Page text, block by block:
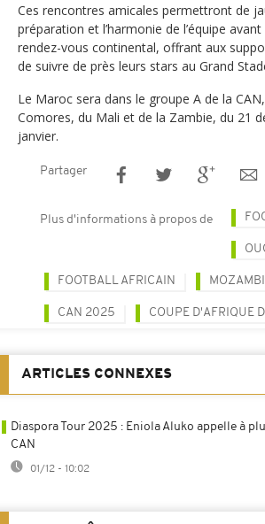
Ces rencontres amicales permettront de
préparation et l’harmonie de l’équipe
rendez-vous continental, offrant aux
de suivre de près leurs stars au Grand
Le Maroc sera dans le groupe A de la
Comores, du Mali et de la Zambie, du 21
janvier.
Partager
Plus d'informations à propos de
FOOTBALL AFRICAIN
CAN 2025 COUPE D'AFRIQUE
ARTICLES CONNEXES
Diaspora Tour 2025 : Eniola Aluko appelle à
CAN
01/12 - 10:02